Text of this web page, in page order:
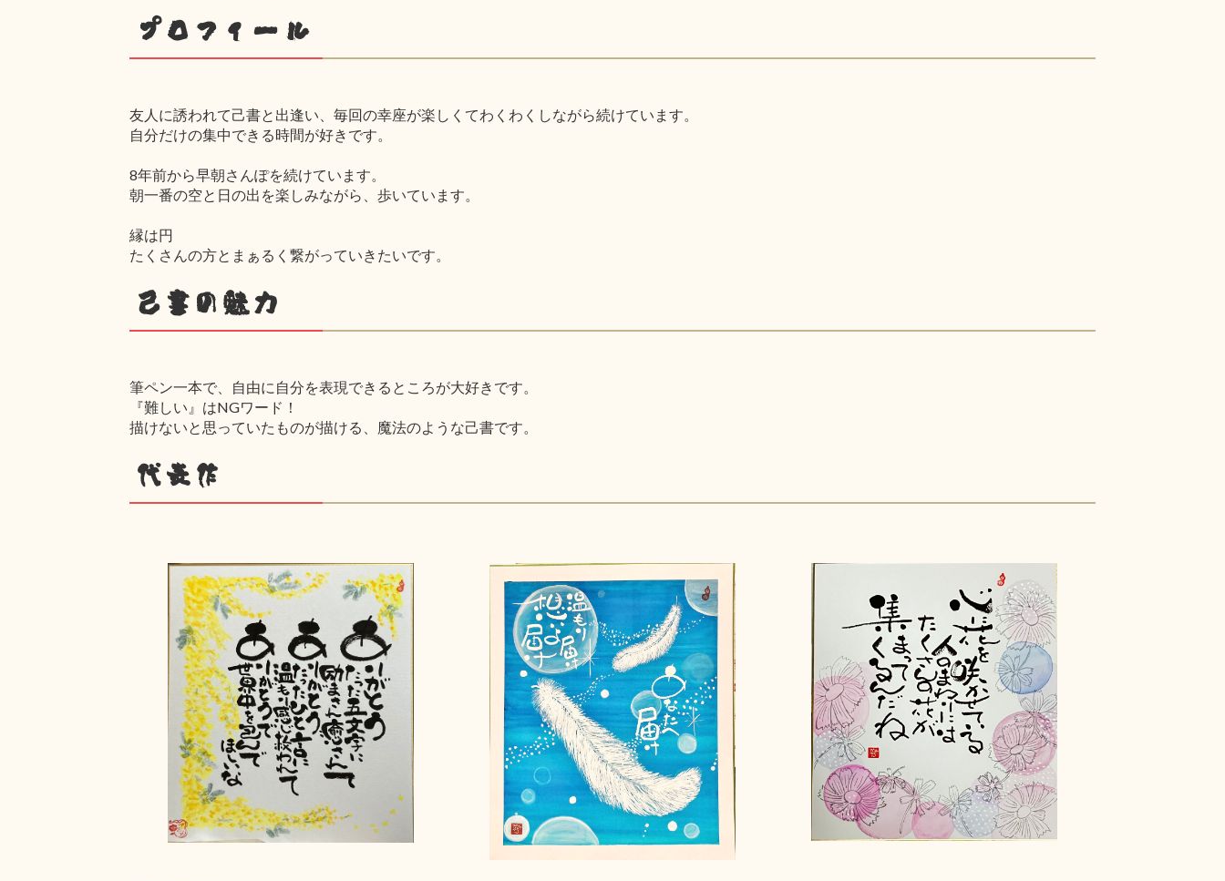
プロフィール
友人に誘われて己書と出逢い、毎回の幸座が楽しくてわくわくしながら続けています。
自分だけの集中できる時間が好きです。
8年前から早朝さんぽを続けています。
朝一番の空と日の出を楽しみながら、歩いています。
縁は円
たくさんの方とまぁるく繋がっていきたいです。
己書の魅力
筆ペン一本で、自由に自分を表現できるところが大好きです。
『難しい』はNGワード！
描けないと思っていたものが描ける、魔法のような己書です。
代表作